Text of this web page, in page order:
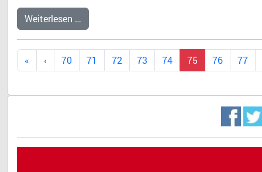
Weiterlesen …
70 71 72 73 74 75 76 77